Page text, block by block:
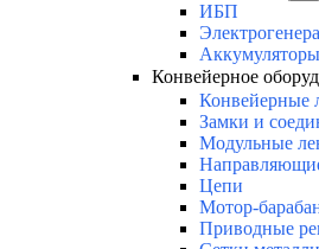
ИБП
Аккумуляторы
Конвейерное
Конвейерные
Замки и
Модульные
Цепи
Мотор-
Приводные